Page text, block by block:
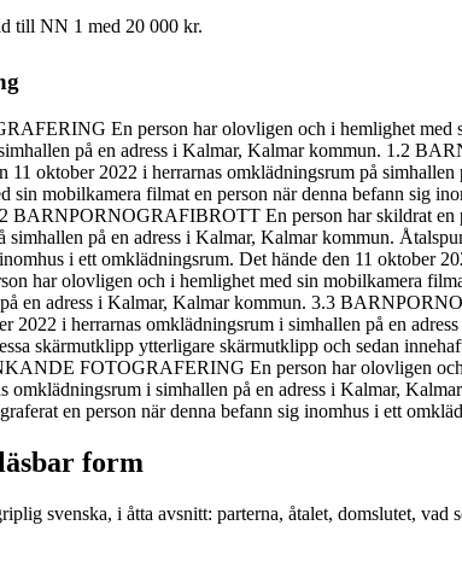
till NN 1 med 20 000 kr.
En person har olovligen och i hemlighet med
på en adress i Kalmar, Kalmar kommun. 1.2
11 oktober 2022 i herrarnas omklädningsrum på
sin mobilkamera filmat en person när denna befann sig
BARNPORNOGRAFIBROTT En person har skildrat en
simhallen på en adress i Kalmar, Kalmar kommun.
i ett omklädningsrum. Det hände den 11
har olovligen och i hemlighet med sin mobilkamera
en adress i Kalmar, Kalmar kommun. 3.3
2022 i herrarnas omklädningsrum i simhallen på en
skärmutklipp ytterligare skärmutklipp och sedan
FOTOGRAFERING En person har olovligen och
omklädningsrum i simhallen på en adress i Kalmar,
en person när denna befann sig inomhus i ett
form
svenska, i åtta avsnitt: parterna, åtalet, domslutet,